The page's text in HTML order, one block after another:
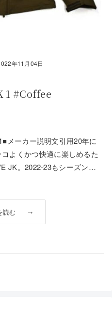
年11月04日
1 #Coffee
メーカー説明文引用20年に
よくかつ快適に楽しめるた
JK。2022-23もシーズンソ
読む